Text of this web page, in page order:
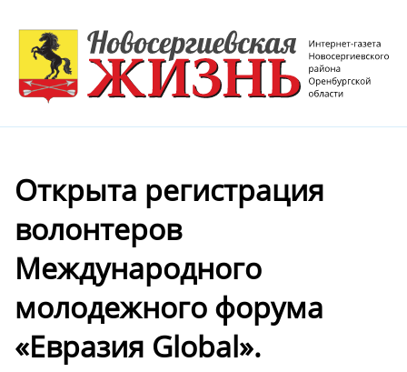
Открыта регистрация
волонтеров
Международного
молодежного форума
«Евразия Global».